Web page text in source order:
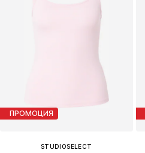
ПРОМОЦИЯ
STUDIOSELECT